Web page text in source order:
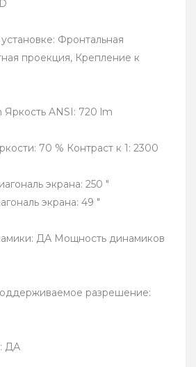
Фронтальная
проекция, Крепление к
Яркость ANSI: 720 lm
70 % Контраст к 1: 2300
экрана: 250 "
экрана: 49 "
ДА Мощность динамиков
разрешение:
ДА